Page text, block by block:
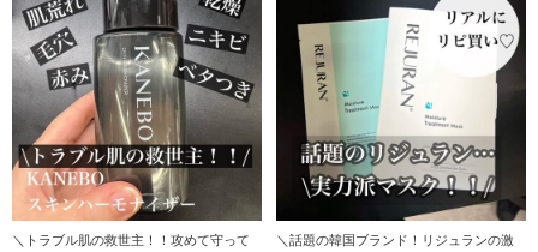
＼トラブル肌の救世主！！攻めて守って
＼話題の韓国ブランド！リジュランの激